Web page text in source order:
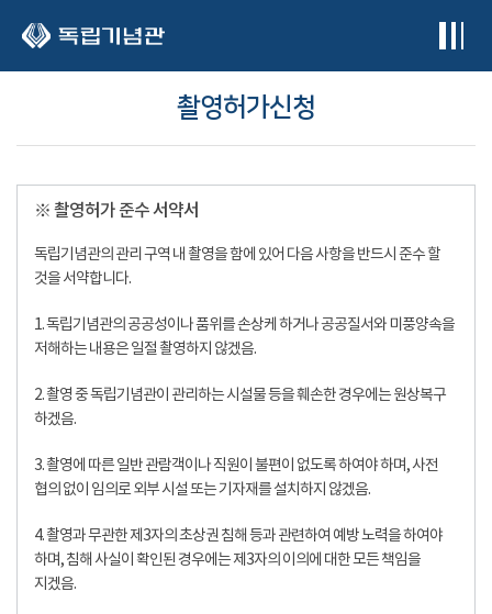
촬영허가신청
※ 촬영허가 준수 서약서
독립기념관의 관리 구역 내 촬영을 함에 있어 다음 사항을 반드시 준수 할
것을 서약합니다.
1. 독립기념관의 공공성이나 품위를 손상케 하거나 공공질서와 미풍양속을
저해하는 내용은 일절 촬영하지 않겠음.
2. 촬영 중 독립기념관이 관리하는 시설물 등을 훼손한 경우에는 원상복구
하겠음.
3. 촬영에 따른 일반 관람객이나 직원이 불편이 없도록 하여야 하며, 사전
협의 없이 임의로 외부 시설 또는 기자재를 설치하지 않겠음.
4. 촬영과 무관한 제3자의 초상권 침해 등과 관련하여 예방 노력을 하여야
하며, 침해 사실이 확인된 경우에는 제3자의 이의에 대한 모든 책임을
지겠음.